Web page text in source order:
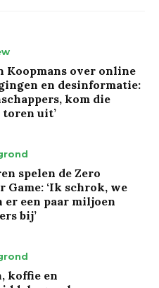
Koopmans over online
en desinformatie:
kom die
uit’
spelen de Zero
Game: ‘Ik schrok, we
er een paar miljoen
bij’
koffie en